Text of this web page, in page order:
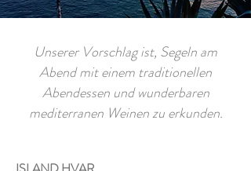
Unserer Vorschlag ist, Segeln am
Abend mit einem traditionellen
Abendessen und wunderbaren
mediterranen Weinen zu erkunden.